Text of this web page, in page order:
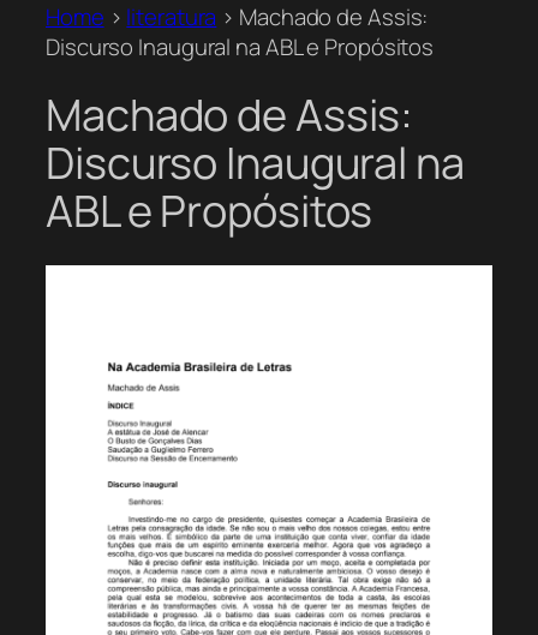
Home > literatura > Machado de Assis:
Discurso Inaugural na ABL e Propósitos
Machado de Assis:
Discurso Inaugural na
ABL e Propósitos